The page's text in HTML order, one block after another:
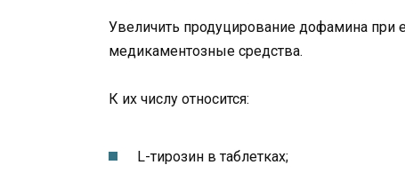
Увеличить продуцирование дофамина при
медикаментозные средства.
К их числу относится:
L-тирозин в таблетках;